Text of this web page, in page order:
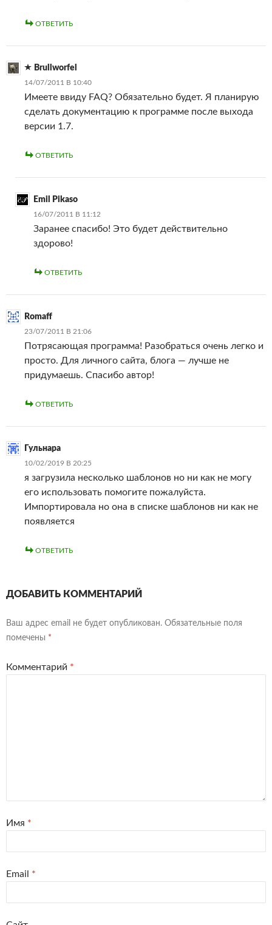
ОТВЕТИТЬ
Brullworfel
14/07/2011 В 10:40
Имеете ввиду FAQ? Обязательно будет. Я планирую
сделать документацию к программе после выхода
версии 1.7.
ОТВЕТИТЬ
Emil Pikaso
16/07/2011 В 11:12
Заранее спасибо! Это будет действительно
здорово!
ОТВЕТИТЬ
Romaff
23/07/2011 В 21:06
Потрясающая программа! Разобраться очень легко и
просто. Для личного сайта, блога — лучше не
придумаешь. Спасибо автор!
ОТВЕТИТЬ
Гульнара
10/02/2019 В 20:25
я загрузила несколько шаблонов но ни как не могу
его использовать помогите пожалуйста.
Импортировала но она в списке шаблонов ни как не
появляется
ОТВЕТИТЬ
ДОБАВИТЬ КОММЕНТАРИЙ
Ваш адрес email не будет опубликован. Обязательные поля
помечены *
Комментарий *
Имя *
Email *